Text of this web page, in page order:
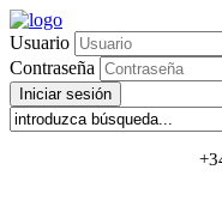
Usuario
Contraseña
Iniciar sesión